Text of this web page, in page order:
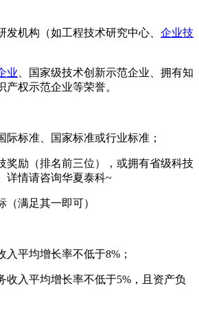
机构（如工程技术研究中心、 企业技
业 、国家级技术创新示范企业、拥有知
权示范企业等荣誉。
标准、国家标准或行业标准；
励（排名前三位），或拥有省级科技
详情请咨询华夏泰科~
满足其一即可）
平均增长率不低于8%；
入平均增长率不低于5%，且资产负